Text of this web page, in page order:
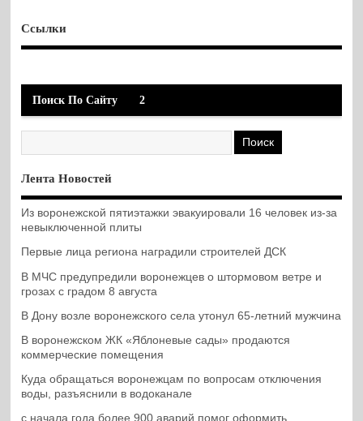
Ссылки
Поиск По Сайту 2
Лента Новостей
Из воронежской пятиэтажки эвакуировали 16 человек из-за
невыключенной плиты
Первые лица региона наградили строителей ДСК
В МЧС предупредили воронежцев о штормовом ветре и
грозах с градом 8 августа
В Дону возле воронежского села утонул 65-летний мужчина
В воронежском ЖК «Яблоневые сады» продаются
коммерческие помещения
Куда обращаться воронежцам по вопросам отключения
воды, разъяснили в водоканале
с начала года более 900 аварий помог оформить